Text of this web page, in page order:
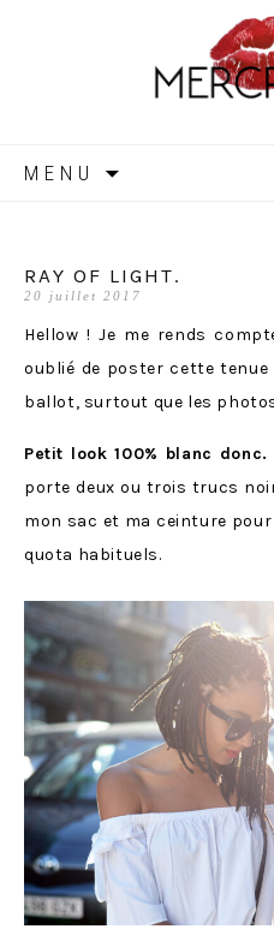
MENU
RAY OF LIGHT.
20 juillet 2017
Hellow ! Je me rends
oublié de poster cette tenue
ballot, surtout que les
Petit look 100% blanc donc.
porte deux ou trois trucs
mon sac et ma ceinture pour
quota habituels.